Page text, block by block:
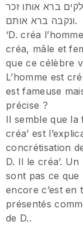
ברא אותו זכר
ונקבה ברא אותם.
‘D. créa
créa, mâle et
que ce célèbre
L’homme est
est fameuse
précise ?
Il semble que la
créa’ est
concrétisation
D. Il le créa’.
sont pas ce que
encore c’est en
présentés
de D..